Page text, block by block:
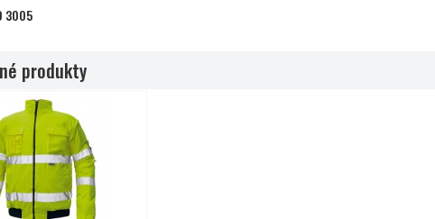
3005
produkty